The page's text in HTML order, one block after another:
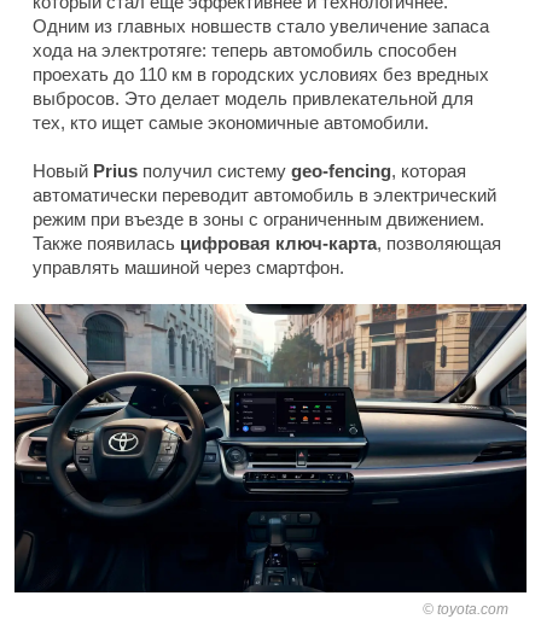
Одним из главных новшеств стало увеличение запаса
хода на электротяге: теперь автомобиль способен
проехать до 110 км в городских условиях без вредных
выбросов. Это делает модель привлекательной для
тех, кто ищет самые экономичные автомобили.
Новый Prius получил систему geo-fencing, которая
автоматически переводит автомобиль в электрический
режим при въезде в зоны с ограниченным движением.
Также появилась цифровая ключ-карта, позволяющая
управлять машиной через смартфон.
toyota.com